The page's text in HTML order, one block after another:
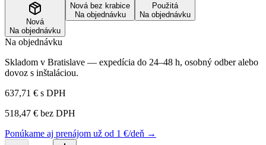
Nová
Na objednávku
Nová bez krabice
Na objednávku
Použitá
Na objednávku
Na objednávku
Skladom v Bratislave — expedícia do 24–48 h, osobný odber alebo
dovoz s inštaláciou.
637,71 € s DPH
518,47 € bez DPH
Ponúkame aj prenájom už od 1 €/deň →